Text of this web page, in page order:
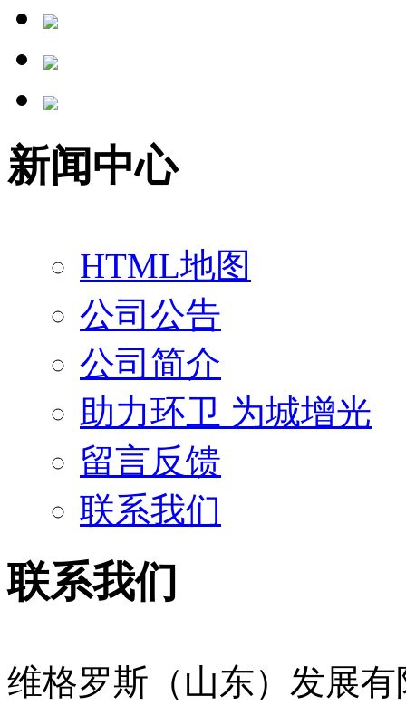
新闻中心
HTML地图
公司公告
公司简介
助力环卫 为城增光
留言反馈
联系我们
联系我们
维格罗斯（山东）发展有